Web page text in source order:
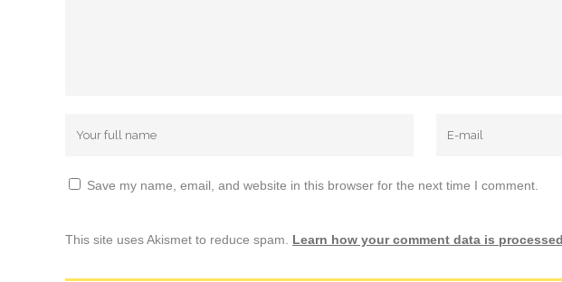
Save my name, email, and website in this browser for the next time I comment.
This site uses Akismet to reduce spam. Learn how your comment data is